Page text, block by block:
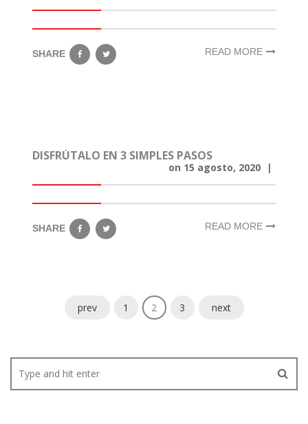
SHARE READ MORE
DISFRÚTALO EN 3 SIMPLES PASOS
on 15 agosto, 2020 |
SHARE READ MORE
prev 1 2 3 next